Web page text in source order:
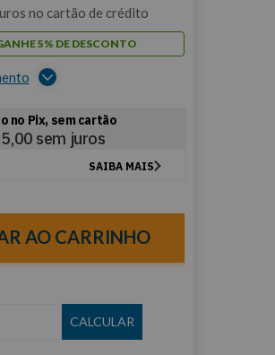
no cartão de crédito
5% DE DESCONTO
AO CARRINHO